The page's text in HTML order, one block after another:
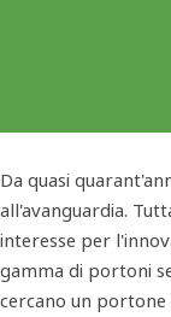
Da quasi
all'avanguardia.
interesse per
gamma di portoni
cercano un